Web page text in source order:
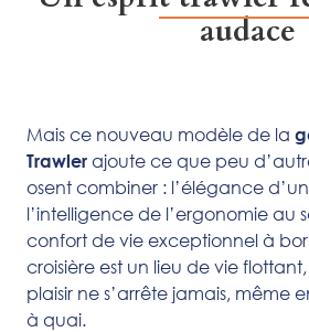
audace
Mais ce nouveau modèle de la
Trawler ajoute ce que peu
osent combiner : l’élégance
l’intelligence de l’ergonomie au
confort de vie exceptionnel à
croisière est un lieu de vie
plaisir ne s’arrête jamais, même
à quai.